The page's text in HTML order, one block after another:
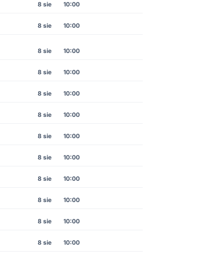
8 sie 10:00
8 sie 10:00
8 sie 10:00
8 sie 10:00
8 sie 10:00
8 sie 10:00
8 sie 10:00
8 sie 10:00
8 sie 10:00
8 sie 10:00
8 sie 10:00
8 sie 10:00